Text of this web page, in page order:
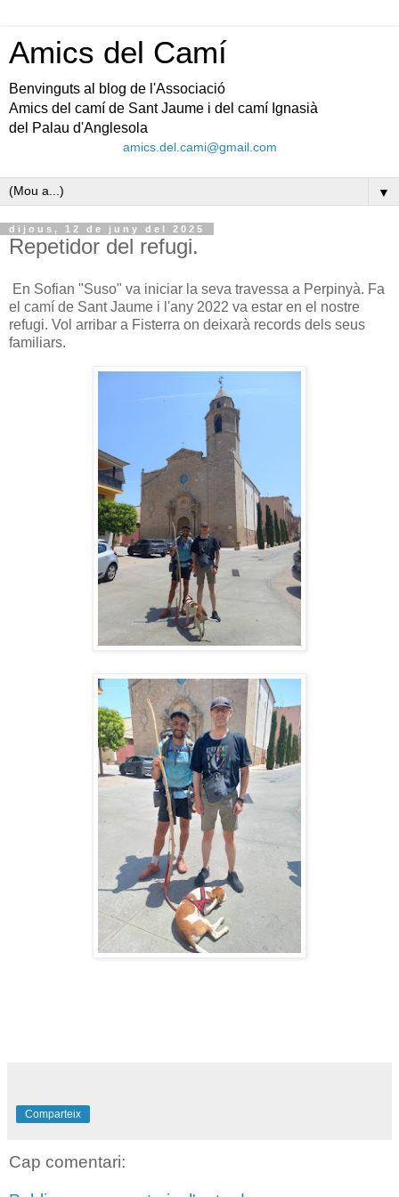
Amics del Camí
Benvinguts al blog de l'Associació
Amics del camí de Sant Jaume i del camí Ignasià
del Palau d'Anglesola
amics.del.cami@gmail.com
▼
dijous, 12 de juny del 2025
Repetidor del refugi.
En Sofian "Suso" va iniciar la seva travessa a Perpinyà. Fa
el camí de Sant Jaume i l'any 2022 va estar en el nostre
refugi. Vol arribar a Fisterra on deixarà records dels seus
familiars.
Comparteix
Cap comentari: